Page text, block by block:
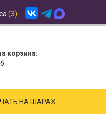
(3)
корзина:
НА ШАРАХ